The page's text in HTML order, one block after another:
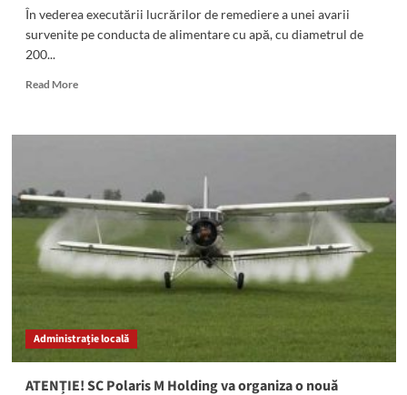
În vederea executării lucrărilor de remediere a unei avarii
survenite pe conducta de alimentare cu apă, cu diametrul de
200...
Read MoreRead
O
Eforie
dus
la
sistarea
potabile
Administrație locală
ATENȚIE! SC Polaris M Holding va organiza o nouă